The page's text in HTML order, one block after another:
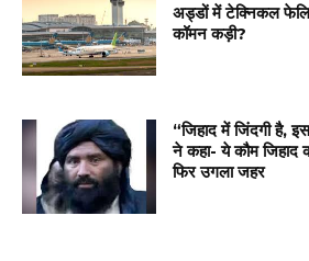
अड्डों में टेक्निकल
कॉमन कड़ी?
“जिहाद में जिंदगी है,
ने कहा- ये कौम
फिर उगला जहर